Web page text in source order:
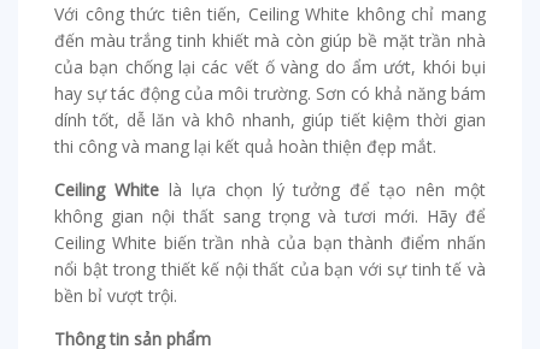
Với công thức tiên tiến, Ceiling White không chỉ mang
đến màu trắng tinh khiết mà còn giúp bề mặt trần nhà
của bạn chống lại các vết ố vàng do ẩm ướt, khói bụi
hay sự tác động của môi trường. Sơn có khả năng bám
dính tốt, dễ lăn và khô nhanh, giúp tiết kiệm thời gian
thi công và mang lại kết quả hoàn thiện đẹp mắt.
Ceiling Whitelà lựa chọn lý tưởng để tạo nên một
không gian nội thất sang trọng và tươi mới. Hãy để
Ceiling White biến trần nhà của bạn thành điểm nhấn
nổi bật trong thiết kế nội thất của bạn với sự tinh tế và
bền bỉ vượt trội.
Thông tin sản phẩm